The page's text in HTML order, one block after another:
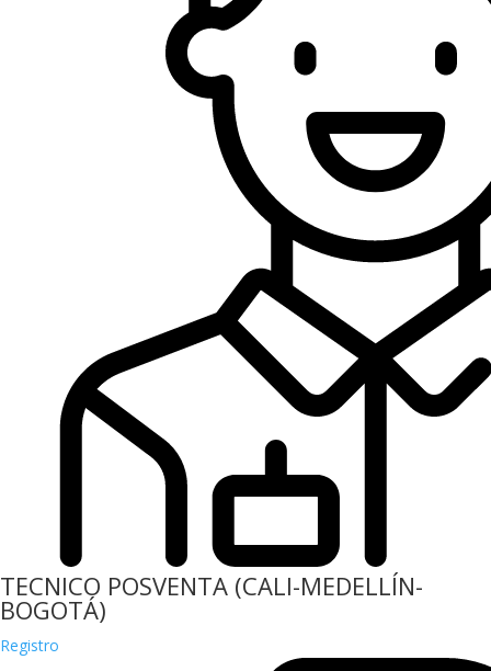
TECNICO POSVENTA (CALI-MEDELLÍN-
BOGOTÁ)
Registro